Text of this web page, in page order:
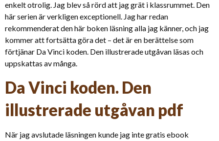
enkelt otrolig. Jag blev så rörd att jag grät i klassrummet. Den
här serien är verkligen exceptionell. Jag har redan
rekommenderat den här boken läsning alla jag känner, och jag
kommer att fortsätta göra det – det är en berättelse som
förtjänar Da Vinci koden. Den illustrerade utgåvan läsas och
uppskattas av många.
Da Vinci koden. Den
illustrerade utgåvan pdf
När jag avslutade läsningen kunde jag inte gratis ebook